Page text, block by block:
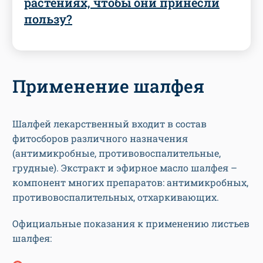
пользу?
Применение шалфея
Шалфей лекарственный входит в состав
фитосборов различного назначения
(антимикробные, противовоспалительные,
грудные). Экстракт и эфирное масло шалфея –
компонент многих препаратов: антимикробных,
противовоспалительных, отхаркивающих.
Официальные показания к применению листьев
шалфея: